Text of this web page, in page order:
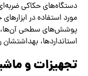
دستگاه‌های حکاکی
مورد استفاده در
پوشش‌های سطحی آن‌ها،
استانداردها،
تجهیزات و